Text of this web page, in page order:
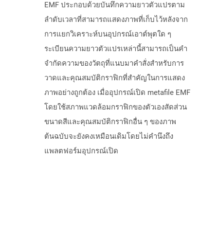
EMF ประกอบด้วยบันทึกความยาวตัวแปรตาม
ลำดับเวลาที่สามารถแสดงภาพที่เก็บไว้หลังจาก
การแยกวิเคราะห์บนอุปกรณ์เอาต์พุตใด ๆ
ระเบียนความยาวตัวแปรเหล่านี้สามารถเป็นคำ
จำกัดความของวัตถุที่แนบมาคำสั่งสำหรับการ
วาดและคุณสมบัติกราฟิกที่สำคัญในการแสดง
ภาพอย่างถูกต้อง เมื่ออุปกรณ์เปิด metafile EMF
โดยใช้สภาพแวดล้อมกราฟิกของตัวเองสัดส่วน
ขนาดสีและคุณสมบัติกราฟิกอื่น ๆ ของภาพ
ต้นฉบับจะยังคงเหมือนเดิมโดยไม่คำนึงถึง
แพลตฟอร์มอุปกรณ์เปิด